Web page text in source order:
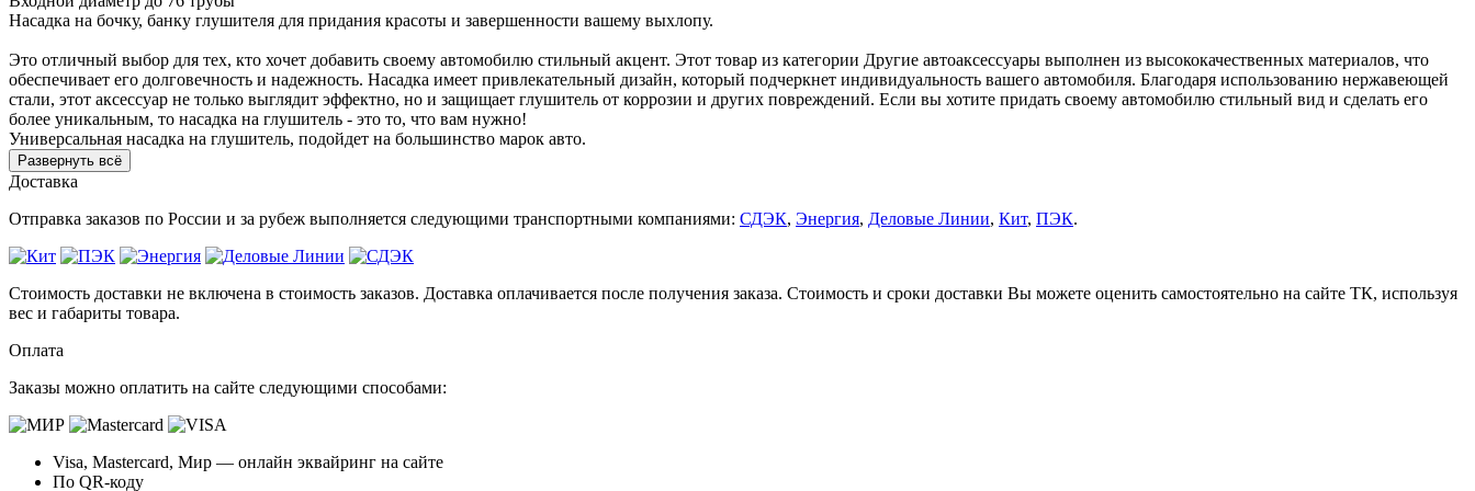
Насадка на бочку, банку глушителя для придания красоты и завершенности вашему выхлопу.
Это отличный выбор для тех, кто хочет добавить своему автомобилю стильный акцент. Этот товар из категории Другие автоаксессуары выполнен из высококачественных материалов, что
обеспечивает его долговечность и надежность. Насадка имеет привлекательный дизайн, который подчеркнет индивидуальность вашего автомобиля. Благодаря использованию нержавеющей
стали, этот аксессуар не только выглядит эффектно, но и защищает глушитель от коррозии и других повреждений. Если вы хотите придать своему автомобилю стильный вид и сделать его
более уникальным, то насадка на глушитель - это то, что вам нужно!
Универсальная насадка на глушитель, подойдет на большинство марок авто.
Развернуть всё
Доставка
Отправка заказов по России и за рубеж выполняется следующими транспортными компаниями: СДЭК, Энергия, Деловые Линии, Кит, ПЭК.
Стоимость доставки не включена в стоимость заказов. Доставка оплачивается после получения заказа. Стоимость и сроки доставки Вы можете оценить самостоятельно на сайте ТК, используя
вес и габариты товара.
Оплата
Заказы можно оплатить на сайте следующими способами:
Visa, Mastercard, Мир — онлайн эквайринг на сайте
По QR-коду